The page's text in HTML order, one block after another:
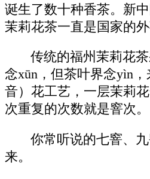
诞生了数十种香茶。新
茉莉花茶一直是国家的外
传统的福州茉莉花
念xūn，但茶叶界念yìn
音）花工艺，一层茉莉
次重复的次数就是窨次。
你常听说的七窨、
来。